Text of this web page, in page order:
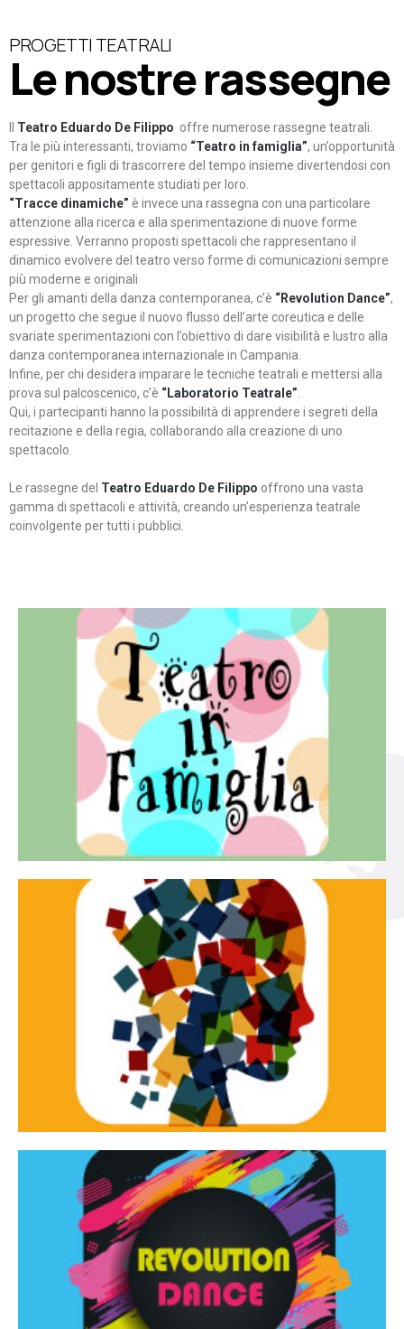
PROGETTI TEATRALI
Le nostre rassegne
Teatro Eduardo De Filippo offre numerose rassegne teatrali.
Tra le più interessanti, troviamo “Teatro in famiglia”, un’opportunità
per genitori e figli di trascorrere del tempo insieme divertendosi con
spettacoli appositamente studiati per loro.
“Tracce dinamiche” è invece una rassegna con una particolare
attenzione alla ricerca e alla sperimentazione di nuove forme
espressive. Verranno proposti spettacoli che rappresentano il
dinamico evolvere del teatro verso forme di comunicazioni sempre
più moderne e originali
Per gli amanti della danza contemporanea, c’è “Revolution Dance”,
un progetto che segue il nuovo flusso dell’arte coreutica e delle
svariate sperimentazioni con l’obiettivo di dare visibilità e lustro alla
danza contemporanea internazionale in Campania.
Infine, per chi desidera imparare le tecniche teatrali e mettersi alla
prova sul palcoscenico, c’è “Laboratorio Teatrale”
Qui, i partecipanti hanno la possibilità di apprendere i segreti della
recitazione e della regia, collaborando alla creazione di uno
spettacolo.
Le rassegne del Teatro Eduardo De Filippo offrono una vasta
gamma di spettacoli e attività, creando un’esperienza teatrale
coinvolgente per tutti i pubblici.
Teatro in famiglia
Teatro In Famiglia è una rassegna di teatro concepita
per far condividere e godere del teatro all’intera
famiglia.
Continua
Tracce dinamiche
Tracce Dinamiche è una rassegna di teatro
d’innovazione e sperimentale.
Continua
Revolution Dance
Rassegna di danza contemporanea – I Edizione